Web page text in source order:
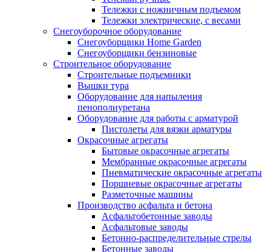
Тележки с ножничным подъемом
Тележки электрические, с весами
Снегоуборочное оборудование
Снегоуборщики Home Garden
Снегоуборщики бензиновые
Строительное оборудование
Cтроительные подъемники
Вышки тура
Оборудование для напыления
пенополиуретана
Оборудование для работы с арматурой
Пистолеты для вязки арматуры
Окрасочные агрегаты
Бытовые окрасочные агрегаты
Мембранные окрасочные агрегаты
Пневматические окрасочные агрегаты
Поршневые окрасочные агрегаты
Разметочные машины
Производство асфальта и бетона
Асфальтобетонные заводы
Асфальтовые заводы
Бетонно-распределительные стрелы
Бетонные заводы